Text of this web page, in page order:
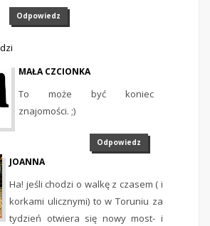
Odpowiedz
MAŁA CZCIONKA
To może być koniec
znajomości. ;)
Odpowiedz
JOANNA
Ha! jeśli chodzi o walkę z czasem ( i
korkami ulicznymi) to w Toruniu za
tydzień otwiera się nowy most- i